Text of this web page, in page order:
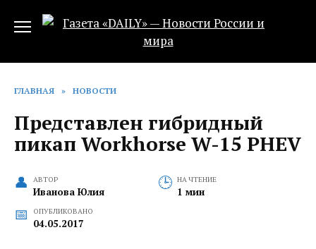
ГЛАВНАЯ » НОВОСТИ
Представлен гибридный
пикап Workhorse W-15 PHEV
АВТОР
Иванова Юлия
НА ЧТЕНИЕ
1 мин
ОПУБЛИКОВАНО
04.05.2017